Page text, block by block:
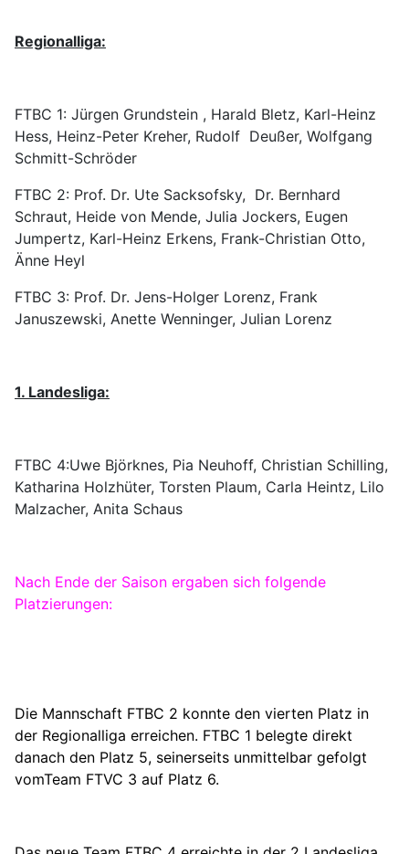
Regionalliga:
FTBC 1: Jürgen Grundstein , Harald Bletz, Karl-Heinz
Hess, Heinz-Peter Kreher, Rudolf Deußer, Wolfgang
Schmitt-Schröder
FTBC 2: Prof. Dr. Ute Sacksofsky, Dr. Bernhard
Schraut, Heide von Mende, Julia Jockers, Eugen
Jumpertz, Karl-Heinz Erkens, Frank-Christian Otto,
Änne Heyl
FTBC 3: Prof. Dr. Jens-Holger Lorenz, Frank
Januszewski, Anette Wenninger, Julian Lorenz
1. Landesliga:
FTBC 4:Uwe Björknes, Pia Neuhoff, Christian Schilling,
Katharina Holzhüter, Torsten Plaum, Carla Heintz, Lilo
Malzacher, Anita Schaus
Nach Ende der Saison ergaben sich folgende
Platzierungen:
Die Mannschaft FTBC 2 konnte den vierten Platz in
der Regionalliga erreichen. FTBC 1 belegte direkt
danach den Platz 5, seinerseits unmittelbar gefolgt
vomTeam FTVC 3 auf Platz 6.